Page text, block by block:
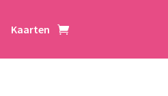
Kaarten